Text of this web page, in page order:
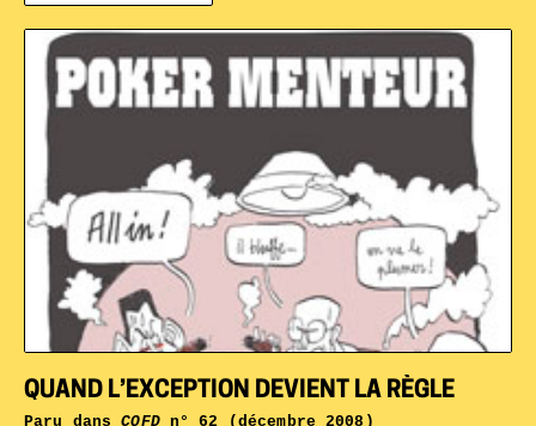
QUAND L’EXCEPTION DEVIENT LA RÈGLE
Paru dansCQFDn° 62 (décembre 2008)